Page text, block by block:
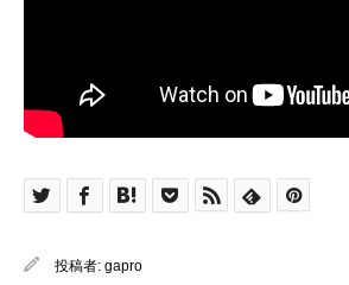
投稿者: gapro